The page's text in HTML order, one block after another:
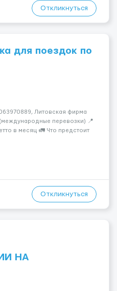
Откликнуться
для поездок по
Литовская фирма
перевозки) 📍
в месяц 🚛 Что предстоит
км в день. Погрузки и
Откликнуться
НА